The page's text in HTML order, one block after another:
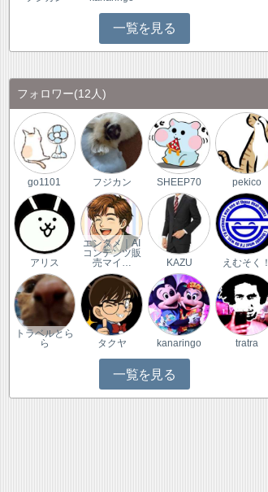
一覧を見る
フォロワー(12人)
go1101 フジカン SHEEP70 pekico
アリス
エンタメ｜AI
コンテンツ販
売マイ…
KAZU えむそく！
トラベルとら
ら
タクヤ kanaringo tratra
一覧を見る